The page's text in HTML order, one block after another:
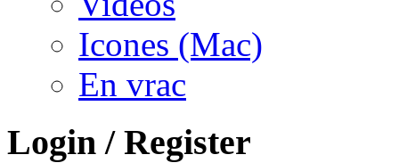
Icones (Mac)
En vrac
Login / Register